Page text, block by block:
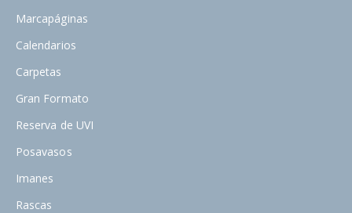
Marcapáginas
Calendarios
Carpetas
Gran Formato
Reserva de UVI
Posavasos
Imanes
Rascas